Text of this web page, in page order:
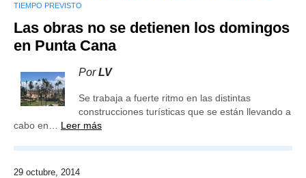
TIEMPO PREVISTO
Las obras no se detienen los domingos
en Punta Cana
PorLV
Se trabaja a fuerte ritmo en las distintas
construcciones turísticas que se están llevando a
cabo en… Leer más
29 octubre, 2014